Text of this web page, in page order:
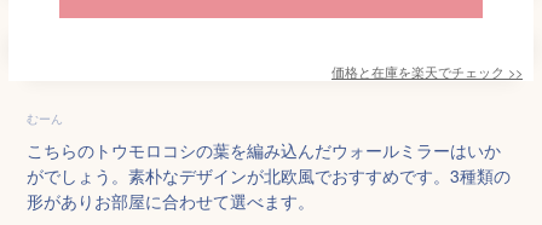
価格と在庫を楽天でチェック >>
むーん
こちらのトウモロコシの葉を編み込んだウォールミラーはいか
がでしょう。素朴なデザインが北欧風でおすすめです。3種類の
形がありお部屋に合わせて選べます。